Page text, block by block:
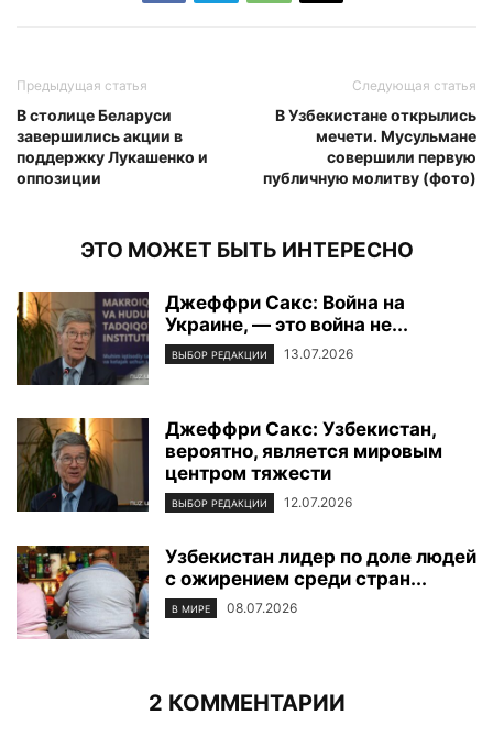
Предыдущая статья
В столице Беларуси
завершились акции в
поддержку Лукашенко и
оппозиции
Следующая статья
В Узбекистане открылись
мечети. Мусульмане
совершили первую
публичную молитву (фото)
ЭТО МОЖЕТ БЫТЬ ИНТЕРЕСНО
Джеффри Сакс: Война на
Украине, — это война не...
ВЫБОР РЕДАКЦИИ 13.07.2026
Джеффри Сакс: Узбекистан,
вероятно, является мировым
центром тяжести
ВЫБОР РЕДАКЦИИ 12.07.2026
Узбекистан лидер по доле людей
с ожирением среди стран...
В МИРЕ 08.07.2026
2 КОММЕНТАРИИ